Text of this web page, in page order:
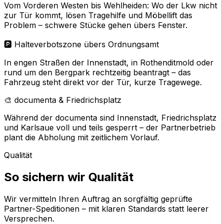
Vom Vorderen Westen bis Wehlheiden: Wo der Lkw nicht
zur Tür kommt, lösen Tragehilfe und Möbellift das
Problem – schwere Stücke gehen übers Fenster.
🅿️ Halteverbotszone übers Ordnungsamt
In engen Straßen der Innenstadt, in Rothenditmold oder
rund um den Bergpark rechtzeitig beantragt – das
Fahrzeug steht direkt vor der Tür, kurze Tragewege.
🎨 documenta & Friedrichsplatz
Während der documenta sind Innenstadt, Friedrichsplatz
und Karlsaue voll und teils gesperrt – der Partnerbetrieb
plant die Abholung mit zeitlichem Vorlauf.
Qualität
So sichern wir Qualität
Wir vermitteln Ihren Auftrag an sorgfältig geprüfte
Partner-Speditionen – mit klaren Standards statt leerer
Versprechen.